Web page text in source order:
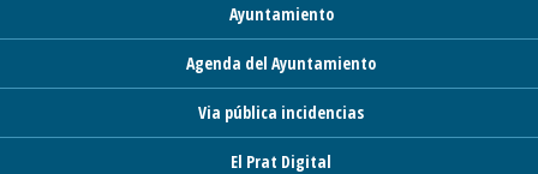
Ayuntamiento
Agenda del Ayuntamiento
Via pública incidencias
El Prat Digital